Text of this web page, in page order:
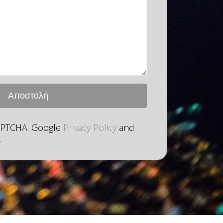
Google Privacy Policy and